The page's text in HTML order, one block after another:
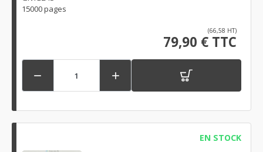
15000 pages
(66,58 HT)
79,90 € TTC
 
EN STOCK